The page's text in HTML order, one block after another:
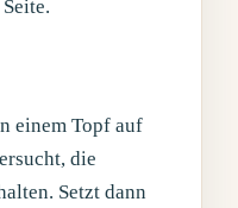
einem Topf auf
die
Setzt dann